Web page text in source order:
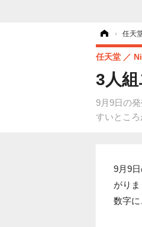
› 任天
3人
9月9日の
すいところ
任天堂
9月9
がり
数字に